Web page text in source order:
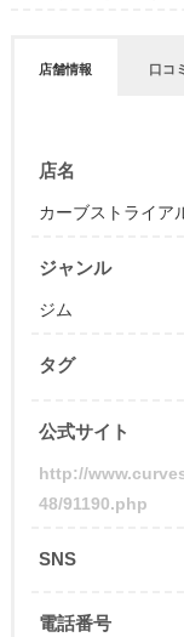
店舗情報 口コミ
店名
カーブストライア
ジャンル
ジム
タグ
公式サイト
http://
48/91190.php
SNS
電話番号